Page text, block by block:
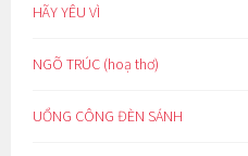
HÃY YÊU VÌ
NGÕ TRÚC (hoạ thơ)
UỔNG CÔNG ĐÈN SÁNH